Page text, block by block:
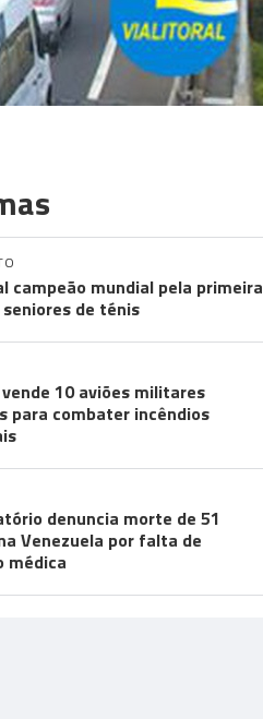
campeão mundial pela primeira
de ténis
vende 10 aviões militares
para combater incêndios
denuncia morte de 51
Venezuela por falta de
médica